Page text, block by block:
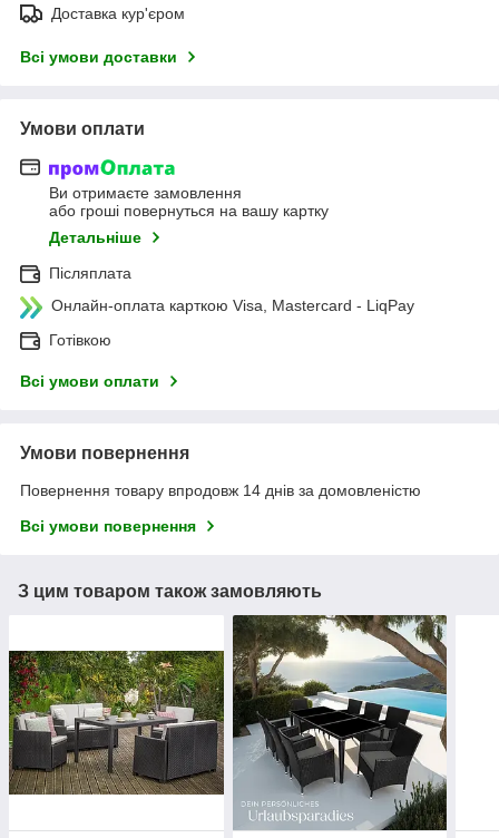
Доставка кур'єром
Всі умови доставки
Умови оплати
Ви отримаєте замовлення
або гроші повернуться на вашу картку
Детальніше
Післяплата
Онлайн-оплата карткою Visa, Mastercard - LiqPay
Готівкою
Всі умови оплати
Умови повернення
Повернення товару впродовж 14 днів за домовленістю
Всі умови повернення
З цим товаром також замовляють